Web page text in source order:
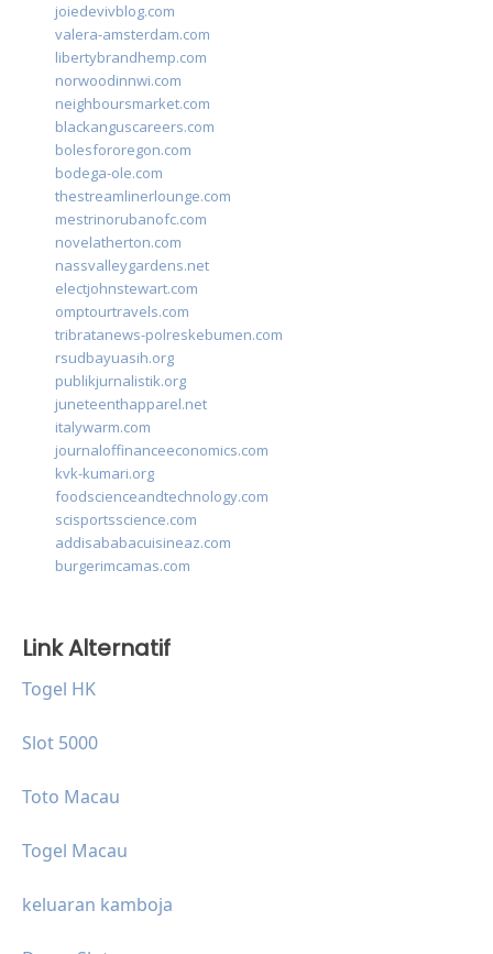
joiedevivblog.com
valera-amsterdam.com
libertybrandhemp.com
norwoodinnwi.com
neighboursmarket.com
blackanguscareers.com
bolesfororegon.com
bodega-ole.com
thestreamlinerlounge.com
mestrinorubanofc.com
novelatherton.com
nassvalleygardens.net
electjohnstewart.com
omptourtravels.com
tribratanews-polreskebumen.com
rsudbayuasih.org
publikjurnalistik.org
juneteenthapparel.net
italywarm.com
journaloffinanceeconomics.com
kvk-kumari.org
foodscienceandtechnology.com
scisportsscience.com
addisababacuisineaz.com
burgerimcamas.com
Link Alternatif
Togel HK
Slot 5000
Toto Macau
Togel Macau
keluaran kamboja